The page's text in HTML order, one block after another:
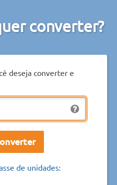
converter?
deseja converter e
de unidades: